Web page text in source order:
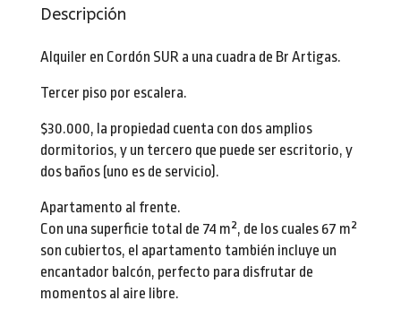
Descripción
Alquiler en Cordón SUR a una cuadra de Br Artigas.
Tercer piso por escalera.
$30.000, la propiedad cuenta con dos amplios
dormitorios, y un tercero que puede ser escritorio, y
dos baños (uno es de servicio).
Apartamento al frente.
Con una superficie total de 74 m², de los cuales 67 m²
son cubiertos, el apartamento también incluye un
encantador balcón, perfecto para disfrutar de
momentos al aire libre.